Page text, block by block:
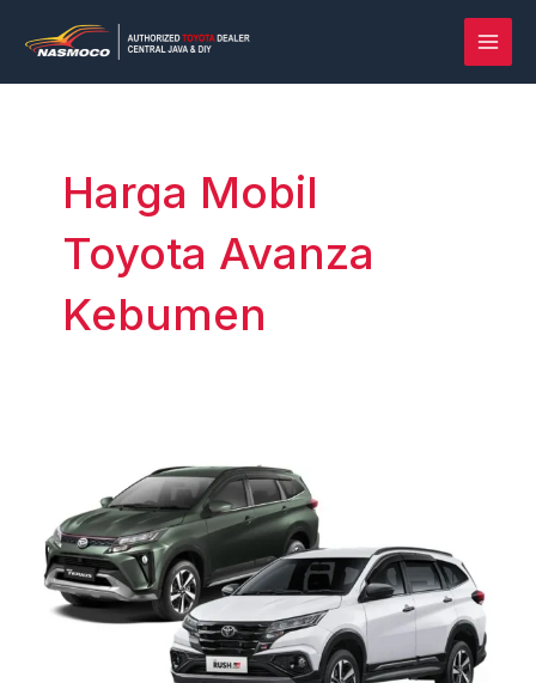
konten
Harga Mobil
Toyota Avanza
Kebumen
Yogyakarta
Pilih
pagination